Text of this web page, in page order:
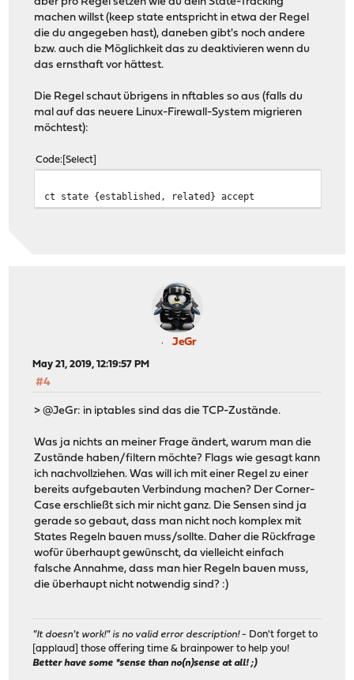
machen willst (keep state entspricht in etwa der Regel
die du angegeben hast), daneben gibt's noch andere
bzw. auch die Möglichkeit das zu deaktivieren wenn du
das ernsthaft vor hättest.
Die Regel schaut übrigens in nftables so aus (falls du
mal auf das neuere Linux-Firewall-System migrieren
möchtest):
Code Select
ct state {established, related} accept
JeGr
May 21, 2019, 12:19:57 PM
#4
> @JeGr: in iptables sind das die TCP-Zustände.
Was ja nichts an meiner Frage ändert, warum man die
Zustände haben/filtern möchte? Flags wie gesagt kann
ich nachvollziehen. Was will ich mit einer Regel zu einer
bereits aufgebauten Verbindung machen? Der Corner-
Case erschließt sich mir nicht ganz. Die Sensen sind ja
gerade so gebaut, dass man nicht noch komplex mit
States Regeln bauen muss/sollte. Daher die Rückfrage
wofür überhaupt gewünscht, da vielleicht einfach
falsche Annahme, dass man hier Regeln bauen muss,
die überhaupt nicht notwendig sind? :)
"It doesn't work!" is no valid error description!- Don't forget to
[applaud] those offering time & brainpower to help you!
Better have some *sense than no(n)sense at all! ;)